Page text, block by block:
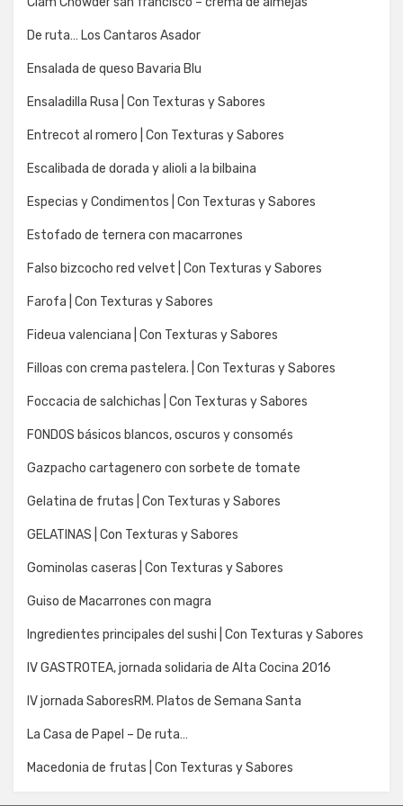
De ruta… Los Cantaros Asador
Ensalada de queso Bavaria Blu
Ensaladilla Rusa | Con Texturas y Sabores
Entrecot al romero | Con Texturas y Sabores
Escalibada de dorada y alioli a la bilbaina
Especias y Condimentos | Con Texturas y Sabores
Estofado de ternera con macarrones
Falso bizcocho red velvet | Con Texturas y Sabores
Farofa | Con Texturas y Sabores
Fideua valenciana | Con Texturas y Sabores
Filloas con crema pastelera. | Con Texturas y Sabores
Foccacia de salchichas | Con Texturas y Sabores
FONDOS básicos blancos, oscuros y consomés
Gazpacho cartagenero con sorbete de tomate
Gelatina de frutas | Con Texturas y Sabores
GELATINAS | Con Texturas y Sabores
Gominolas caseras | Con Texturas y Sabores
Guiso de Macarrones con magra
Ingredientes principales del sushi | Con Texturas y Sabores
IV GASTROTEA, jornada solidaria de Alta Cocina 2016
IV jornada SaboresRM. Platos de Semana Santa
La Casa de Papel – De ruta…
Macedonia de frutas | Con Texturas y Sabores